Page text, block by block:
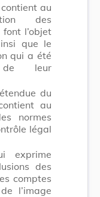
au
des
l’objet
que le
qui a été
leur
du
au
normes
légal
exprime
des
comptes
l’image